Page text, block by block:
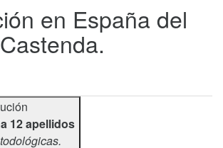
en España del
12 apellidos